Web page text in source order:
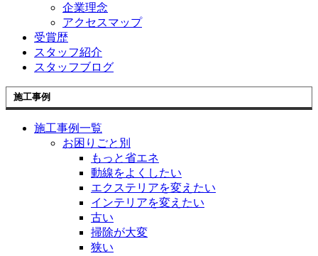
企業理念
アクセスマップ
受賞歴
スタッフ紹介
スタッフブログ
施工事例
施工事例一覧
お困りごと別
もっと省エネ
動線をよくしたい
エクステリアを変えたい
インテリアを変えたい
古い
掃除が大変
狭い